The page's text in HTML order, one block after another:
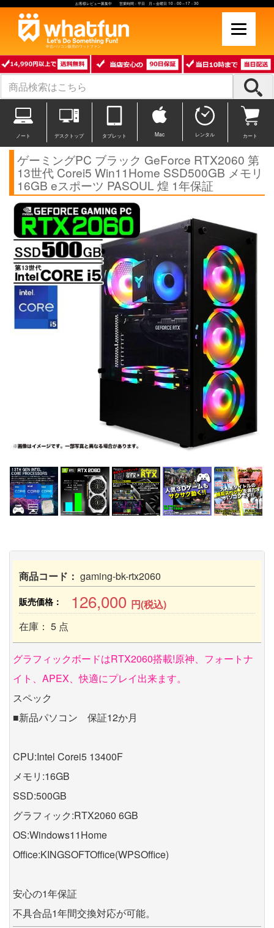
お客様レビュー募集中 営業時間：平日 月～金曜日 10：00～17：30
中古パソコン販売のワットファン
ノート デスクトップ タブレット Mac レンタル カート
ゲーミングPC ブラック GeForce RTX2060 第
13世代 Corei5 Win11Home SSD500GB メモリ
16GB eスポーツ PASOUL 煌 1年保証
商品コード： gaming-bk-rtx2060
販売価格： 126,000 円(税込)
在庫： 5 点
グラフィックボードはRTX2060搭載!原神、フォートナ
イト、APEX、快適にプレイ出来ます。
スペック
■新品パソコン 保証12か月
CPU:Intel Corei5 13400F
メモリ:16GB
SSD:500GB
グラフィック:RTX2060 6GB
OS:Windows11Home
Office:KINGSOFTOffice(WPSOffice)
安心の1年保証
不具合品1年間交換対応が可能。